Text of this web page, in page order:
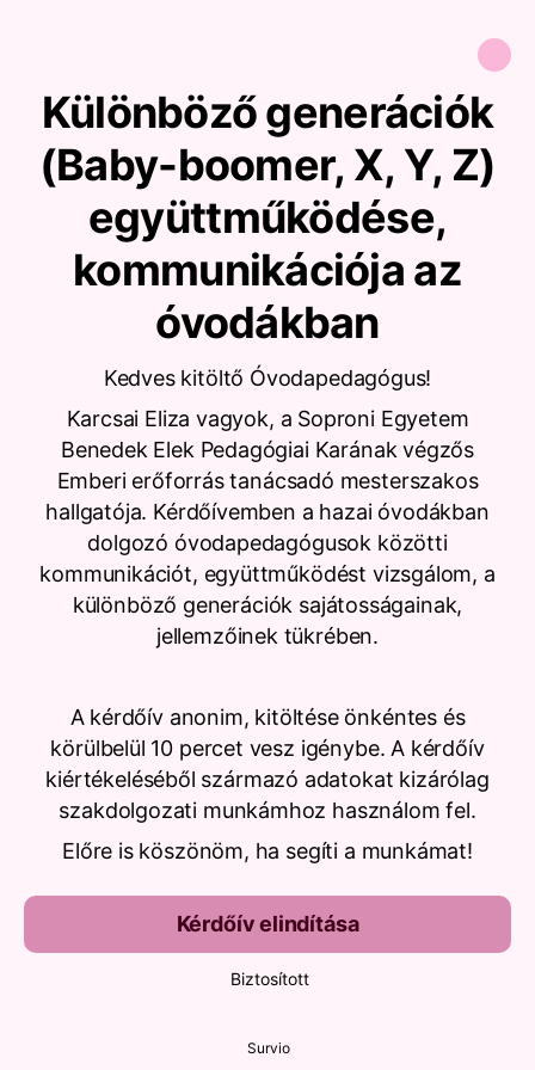
Különböző generációk
(Baby-boomer, X, Y, Z)
együttműködése,
kommunikációja az
óvodákban
Kedves kitöltő Óvodapedagógus!
Karcsai Eliza vagyok, a Soproni Egyetem
Benedek Elek Pedagógiai Karának végzős
Emberi erőforrás tanácsadó mesterszakos
hallgatója. Kérdőívemben a hazai óvodákban
dolgozó óvodapedagógusok közötti
kommunikációt, együttműködést vizsgálom, a
különböző generációk sajátosságainak,
jellemzőinek tükrében.
A kérdőív anonim, kitöltése önkéntes és
körülbelül 10 percet vesz igénybe. A kérdőív
kiértékeléséből származó adatokat kizárólag
szakdolgozati munkámhoz használom fel.
Előre is köszönöm, ha segíti a munkámat!
Kérdőív elindítása
Biztosított
Survio